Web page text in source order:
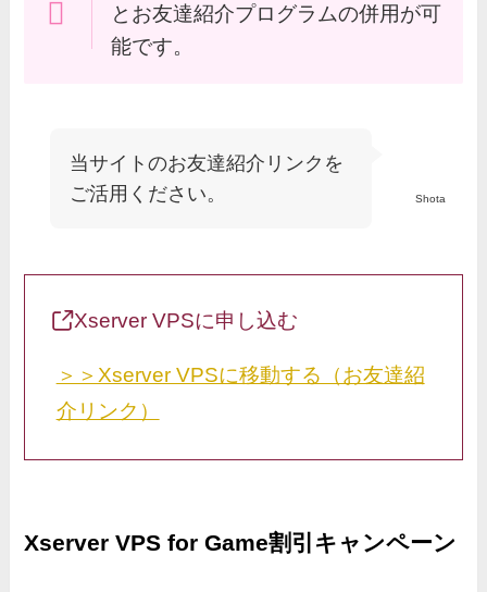
とお友達紹介プログラムの併用が可
能です。
Shota
当サイトのお友達紹介リンクを
ご活用ください。
Xserver VPSに申し込む
＞＞Xserver VPSに移動する（お友達紹
介リンク）
Xserver VPS for Game割引キャンペーン